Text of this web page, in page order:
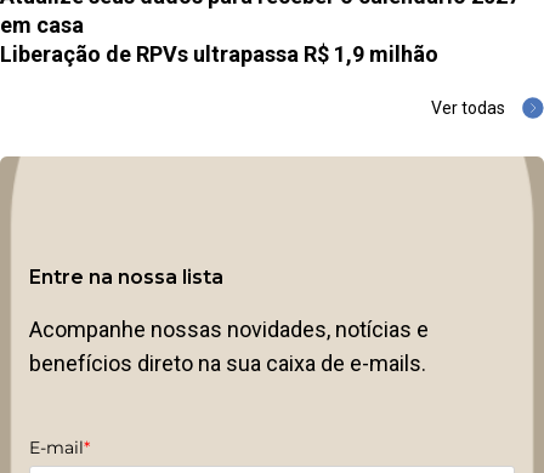
em casa
Liberação de RPVs ultrapassa R$ 1,9 milhão
Ver todas
Entre na nossa lista
Acompanhe nossas novidades, notícias e
benefícios direto na sua caixa de e-mails.
E-mail*